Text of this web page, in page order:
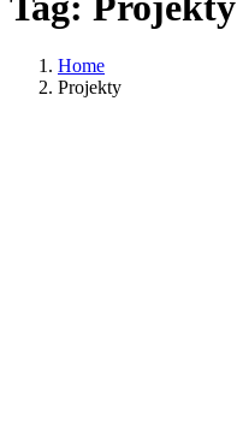
Home
Projekty